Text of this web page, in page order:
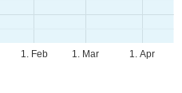
1. Feb 1. Mar 1. Apr